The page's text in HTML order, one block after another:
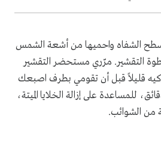
الشفاه واحميها من أشعة الشمس
التقشير. مرّري مستحضر التقشير
قليلاً قبل أن تقومي بطرف اصبعك
هذه المنطقة لمدة 5 دقائق، للمساعدة على إزالة الخلايا الميتة،
من الشوائب.